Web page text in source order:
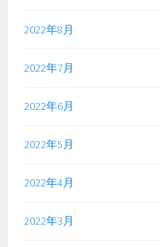
2022年8月
2022年7月
2022年6月
2022年5月
2022年4月
2022年3月